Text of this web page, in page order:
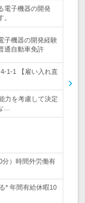
電子機器の開発
機器の開発経験
通自動車免許
1-1 【雇い入れ直
力を考慮して決定
…
分）時間外労働有
* 年間有給休暇10